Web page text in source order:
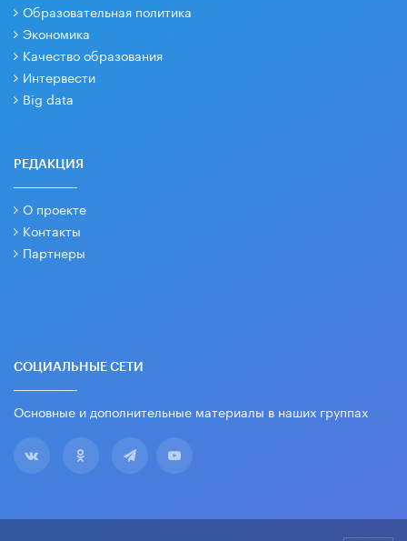
Образовательная политика
Экономика
Качество образования
Интервести
Big data
РЕДАКЦИЯ
О проекте
Контакты
Партнеры
СОЦИАЛЬНЫЕ СЕТИ
Основные и дополнительные материалы в наших группах